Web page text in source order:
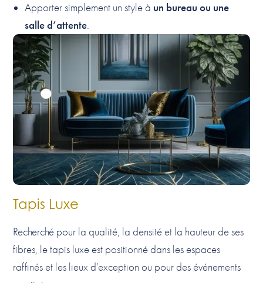
Apporter simplement un style à un bureau ou une
salle d’attente.
Tapis Luxe
Recherché pour la qualité, la densité et la hauteur de ses
fibres, le tapis luxe est positionné dans les espaces
raffinés et les lieux d’exception ou pour des événements